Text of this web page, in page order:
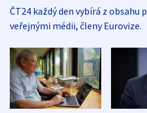
ČT24 každý den vybírá z
veřejnými médii, členy Eurovize.